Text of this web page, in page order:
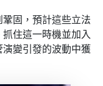
固，預計這些立法
住這一時機並加入
變引發的波動中獲